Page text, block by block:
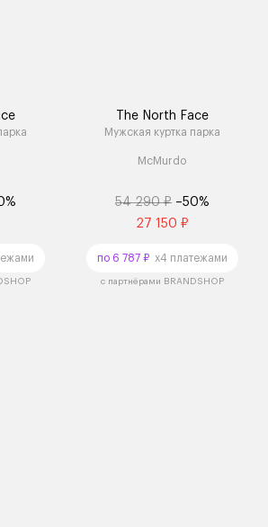
The North Face
Мужская куртка парка
McMurdo
54 290 ₽ –50%
27 150 ₽
по 6 787 ₽ x4 платежами
с партнёрами BRANDSHOP